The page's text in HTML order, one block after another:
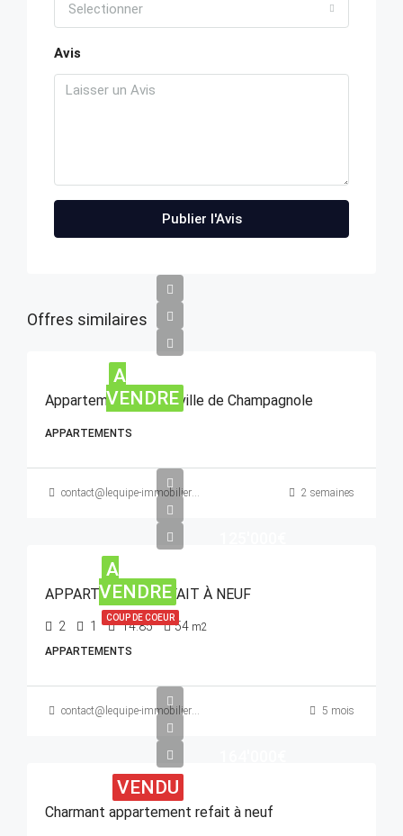
Selectionner
Avis
Publier l'Avis
Offres similaires
A
VENDRE
Appartement centre ville de Champagnole
APPARTEMENTS
contact@lequipe-immobiliere.com 2 semaines
A
VENDRE
COUP DE COEUR
APPARTEMENT REFAIT À NEUF
2 1 14.85 54 m2
APPARTEMENTS
contact@lequipe-immobiliere.com 5 mois
VENDU
Charmant appartement refait à neuf